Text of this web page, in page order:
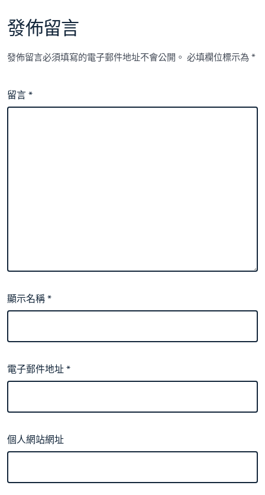
發佈留言
發佈留言必須填寫的電子郵件地址不會公開。 必填欄位標示為*
留言*
顯示名稱*
電子郵件地址*
個人網站網址